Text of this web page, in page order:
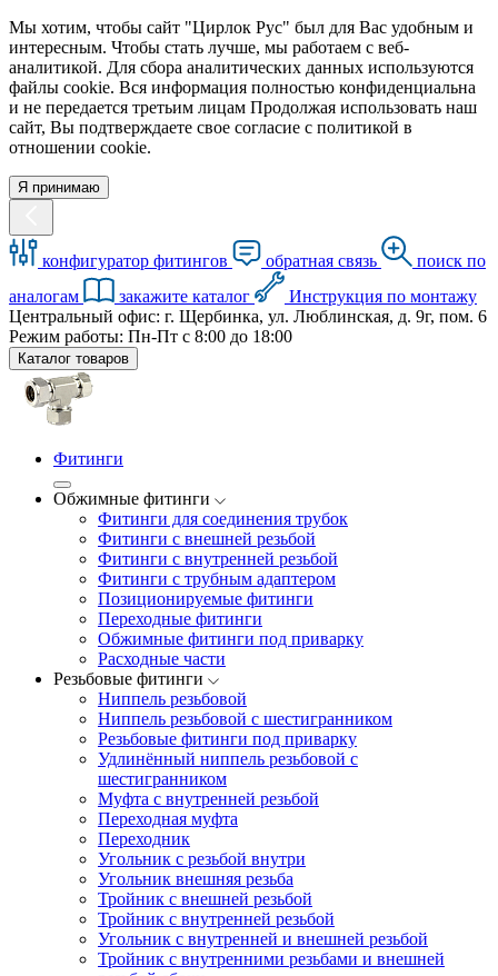
Мы хотим, чтобы сайт "Цирлок Рус" был для Вас удобным и
интересным. Чтобы стать лучше, мы работаем с веб-
аналитикой. Для сбора аналитических данных используются
файлы cookie. Вся информация полностью конфиденциальна
и не передается третьим лицам Продолжая использовать наш
сайт, Вы подтверждаете свое согласие с политикой в
отношении cookie.
Я принимаю
конфигуратор фитингов обратная связь
поиск по
аналогам
закажите каталог
Инструкция по монтажу
Центральный офис: г. Щербинка, ул. Люблинская, д. 9г, пом. 6
Режим работы: Пн-Пт с 8:00 до 18:00
Каталог товаров
Фитинги
Обжимные фитинги
Фитинги для соединения трубок
Фитинги с внешней резьбой
Фитинги с внутренней резьбой
Фитинги с трубным адаптером
Позиционируемые фитинги
Переходные фитинги
Обжимные фитинги под приварку
Расходные части
Резьбовые фитинги
Ниппель резьбовой
Ниппель резьбовой с шестигранником
Резьбовые фитинги под приварку
Удлинённый ниппель резьбовой с
шестигранником
Муфта с внутренней резьбой
Переходная муфта
Переходник
Угольник с резьбой внутри
Угольник внешняя резьба
Тройник с внешней резьбой
Тройник с внутренней резьбой
Угольник с внутренней и внешней резьбой
Тройник с внутренними резьбами и внешней